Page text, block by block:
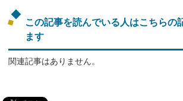
この記事を読んでいる人はこちらの
ます
関連記事はありません。